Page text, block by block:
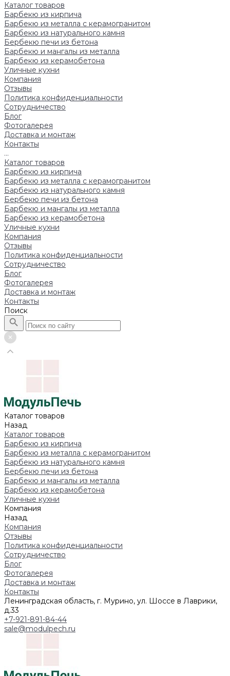
Каталог товаров
Барбекю из кирпича
Барбекю из металла с керамогранитом
Барбекю из натурального камня
Бербекю печи из бетона
Барбекю и мангалы из металла
Барбекю из керамобетона
Уличные кухни
Компания
Отзывы
Политика конфиденциальности
Сотрудничество
Блог
Фотогалерея
Доставка и монтаж
Контакты
...
Каталог товаров
Барбекю из кирпича
Барбекю из металла с керамогранитом
Барбекю из натурального камня
Бербекю печи из бетона
Барбекю и мангалы из металла
Барбекю из керамобетона
Уличные кухни
Компания
Отзывы
Политика конфиденциальности
Сотрудничество
Блог
Фотогалерея
Доставка и монтаж
Контакты
Поиск
Каталог товаров
Назад
Каталог товаров
Барбекю из кирпича
Барбекю из металла с керамогранитом
Барбекю из натурального камня
Бербекю печи из бетона
Барбекю и мангалы из металла
Барбекю из керамобетона
Уличные кухни
Компания
Назад
Компания
Отзывы
Политика конфиденциальности
Сотрудничество
Блог
Фотогалерея
Доставка и монтаж
Контакты
Ленинградская область, г. Мурино, ул. Шоссе в Лаврики,
д.33
+7-921-891-84-44
sale@modulpech.ru